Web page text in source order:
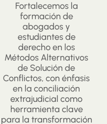
Fortalecemos la
formación de
abogados y
estudiantes de
derecho en los
Métodos Alternativos
de Solución de
Conflictos, con énfasis
en la conciliación
extrajudicial como
herramienta clave
para la transformación